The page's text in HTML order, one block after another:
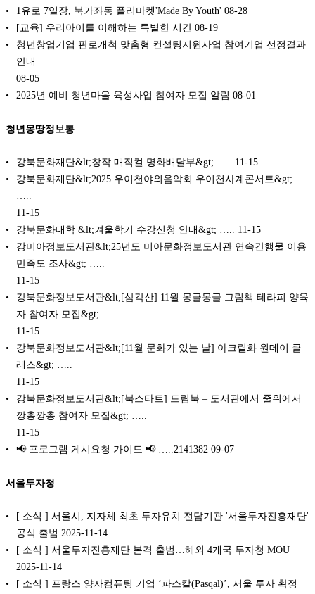
1유로 7일장, 북가좌동 플리마켓'Made By Youth' 08-28
[교육] 우리아이를 이해하는 특별한 시간 08-19
청년창업기업 판로개척 맞춤형 컨설팅지원사업 참여기업 선정결과
안내
08-05
2025년 예비 청년마을 육성사업 참여자 모집 알림 08-01
청년몽땅정보통
강북문화재단&lt;창작 매직컬 명화배달부&gt; …..
11-15
강북문화재단&lt;2025 우이천야외음악회 우이천사계콘서트&gt;
11-15
강북문화대학 &lt;겨울학기 수강신청 안내&gt; …..
11-15
강미아정보도서관&lt;25년도 미아문화정보도서관 연속간행물 이용
만족도 조사&gt; …..
11-15
강북문화정보도서관&lt;[삼각산] 11월 몽글몽글 그림책 테라피 양육
자 참여자 모집&gt; …..
11-15
강북문화정보도서관&lt;[11월 문화가 있는 날] 아크릴화 원데이 클
래스&gt; …..
11-15
강북문화정보도서관&lt;[북스타트] 드림북 – 도서관에서 줄위에서
깡총깡총 참여자 모집&gt; …..
11-15
📢 프로그램 게시요청 가이드 📢 …..2141382 09-07
서울투자청
[ 소식 ] 서울시, 지자체 최초 투자유치 전담기관 '서울투자진흥재단'
공식 출범 2025-11-14
[ 소식 ] 서울투자진흥재단 본격 출범…해외 4개국 투자청 MOU
2025-11-14
[ 소식 ] 프랑스 양자컴퓨팅 기업 ‘파스칼(Pasqal)’, 서울 투자 확정